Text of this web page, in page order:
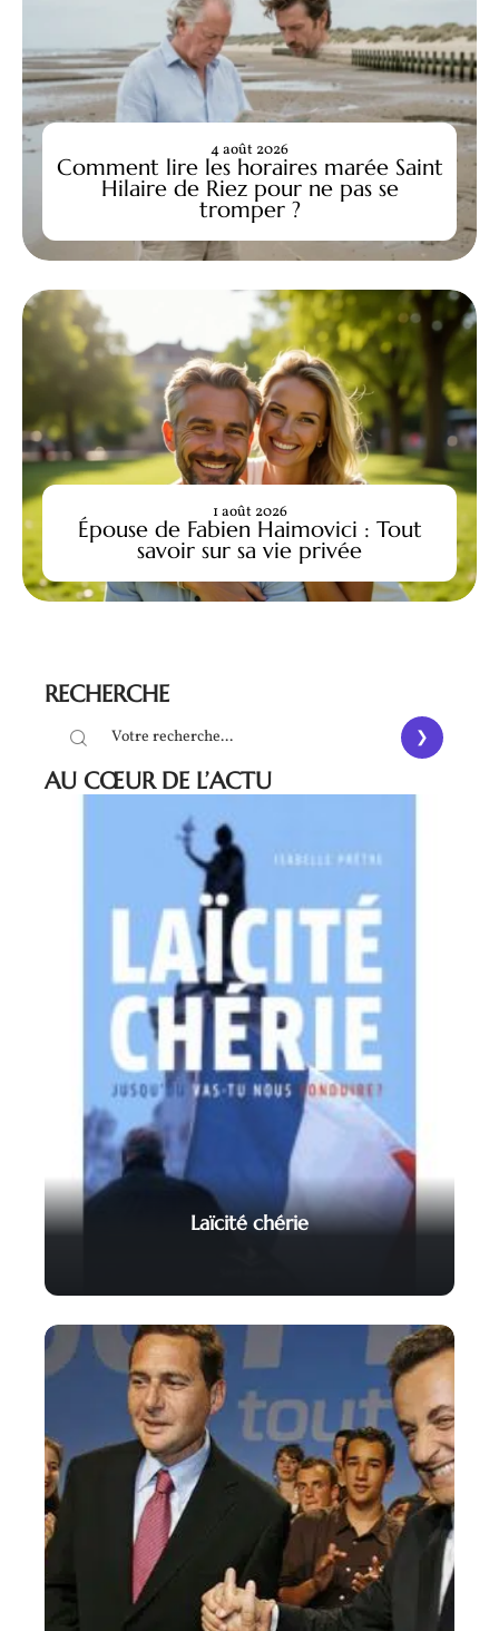
Comment lire les horaires marée Saint
Hilaire de Riez pour ne pas se
tromper ?
4 août 2026
Épouse de Fabien Haimovici : Tout
savoir sur sa vie privée
1 août 2026
RECHERCHE
AU CŒUR DE L’ACTU
Laïcité chérie